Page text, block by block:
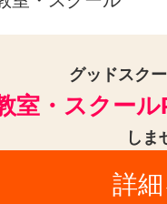
トダンス(16)
ダンス(8)
ポ
ングダンス(4)
ンス(7)
バ
ーディング・
グッドスク
室・スクール
しま
詳